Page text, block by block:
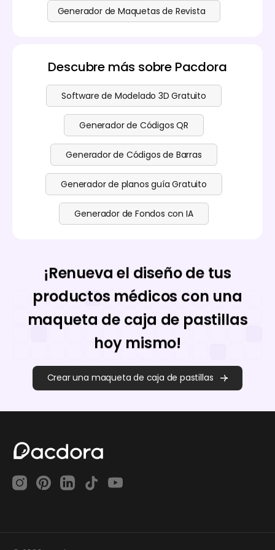
Generador de Maquetas de Revista
Descubre más sobre Pacdora
Software de Modelado 3D Gratuito
Generador de Códigos QR
Generador de Códigos de Barras
Generador de planos guía Gratuito
Generador de Fondos con IA
¡Renueva el diseño de tus
productos médicos con una
maqueta de caja de pastillas
hoy mismo!
Crear una maqueta de caja de pastillas